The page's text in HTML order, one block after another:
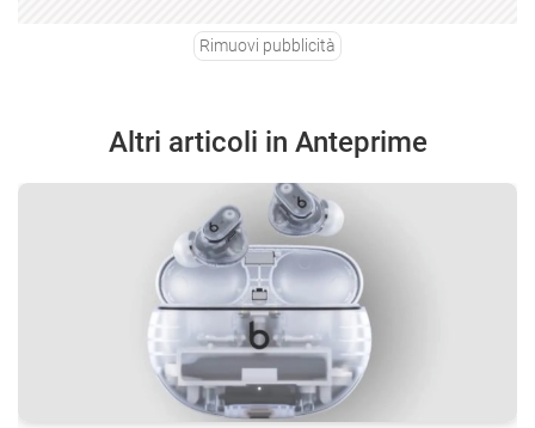
Rimuovi pubblicità
Altri articoli in Anteprime